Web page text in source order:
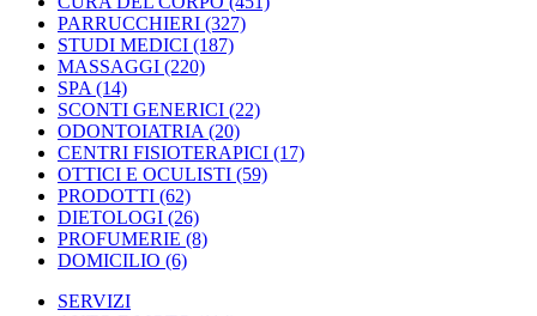
PARRUCCHIERI (327)
STUDI MEDICI (187)
MASSAGGI (220)
SPA (14)
SCONTI GENERICI (22)
ODONTOIATRIA (20)
CENTRI FISIOTERAPICI (17)
OTTICI E OCULISTI (59)
PRODOTTI (62)
DIETOLOGI (26)
PROFUMERIE (8)
DOMICILIO (6)
SERVIZI